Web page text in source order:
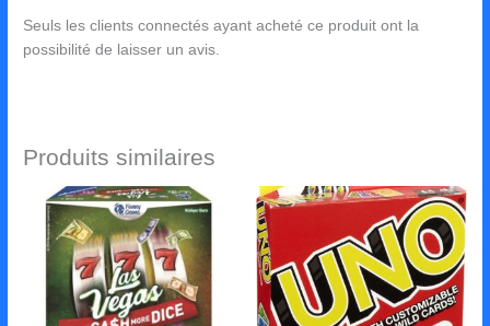
Seuls les clients connectés ayant acheté ce produit ont la
possibilité de laisser un avis.
Produits similaires